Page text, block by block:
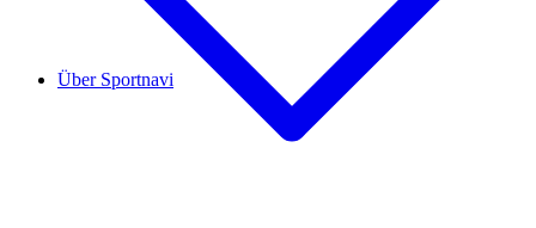
Über Sportnavi